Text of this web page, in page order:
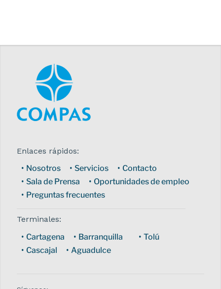
Enlaces rápidos:
Nosotros
Servicios
Contacto
Sala de Prensa
Oportunidades de empleo
Preguntas frecuentes
Terminales:
Cartagena
Barranquilla
Tolú
Cascajal
Aguadulce